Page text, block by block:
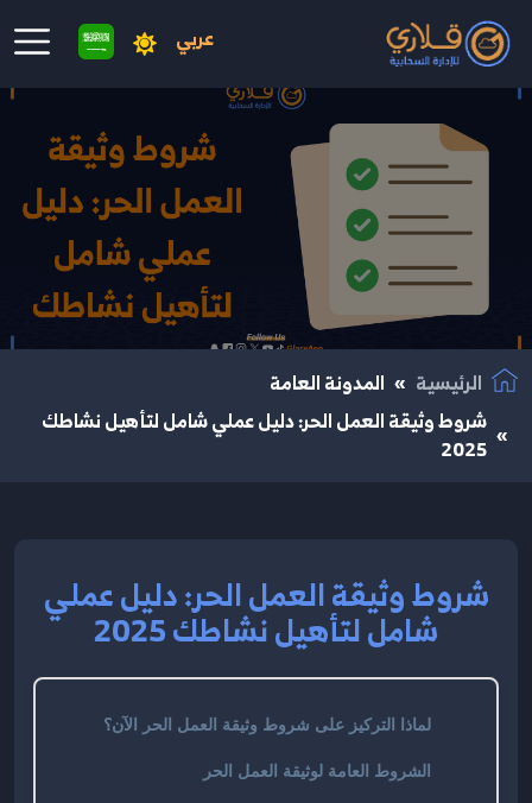
عربي
انتقال إلى المحتوى الرئيسي
الرئيسية
المدونة العامة
شروط وثيقة العمل الحر: دليل عملي شامل لتأهيل نشاطك
2025
شروط وثيقة العمل الحر: دليل عملي
شامل لتأهيل نشاطك 2025
لماذا التركيز على شروط وثيقة العمل الحر الآن؟
الشروط العامة لوثيقة العمل الحر